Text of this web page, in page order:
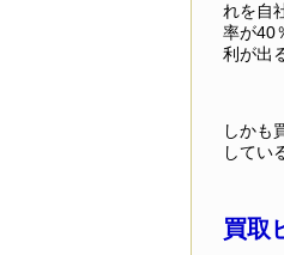
れを自
率が40
利が出
しかも
してい
買取